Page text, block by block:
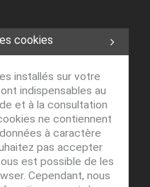
cookies
installés sur votre
indispensables au
et à la consultation
ne contiennent
à caractère
pas accepter
est possible de les
Cependant, nous